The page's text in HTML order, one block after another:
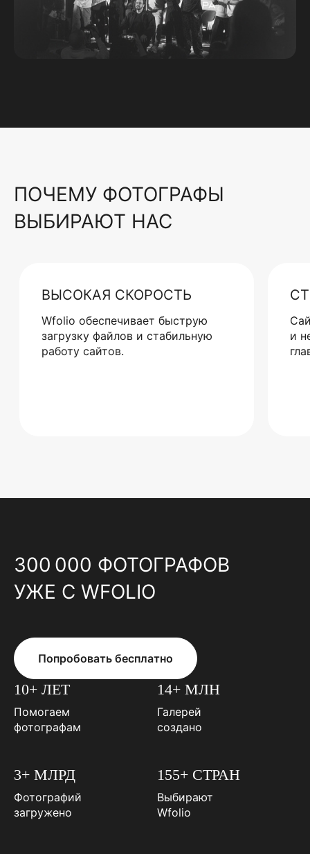
ПОЧЕМУ ФОТОГРАФЫ
ВЫБИРАЮТ НАС
ВЫСОКАЯ СКОРОСТЬ
Wfolio обеспечивает быструю
загрузку файлов и стабильную
работу сайтов.
и
300 000 ФОТОГРАФОВ
УЖЕ С WFOLIO
Попробовать бесплатно
10+ ЛЕТ
Помогаем
фотографам
14+ МЛН
Галерей
создано
3+ МЛРД
Фотографий
загружено
155+ СТРАН
Выбирают
Wfolio